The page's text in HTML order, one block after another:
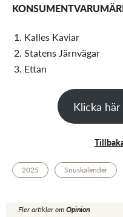
Kalles Kaviar
Statens Järnvägar
Ettan
Klicka
2025 Snuskalender
Fler artiklar omOpinion